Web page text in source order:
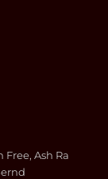
Free,Ash Ra